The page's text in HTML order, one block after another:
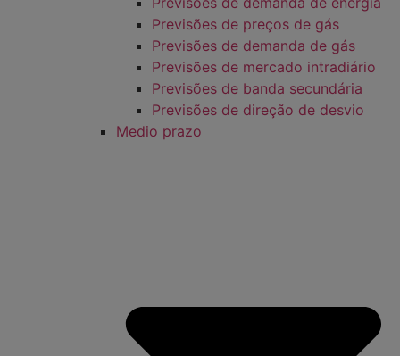
Previsões de preços de gás
Previsões de demanda de gás
Previsões de mercado intradiário
Previsões de banda secundária
Previsões de direção de desvio
Medio prazo